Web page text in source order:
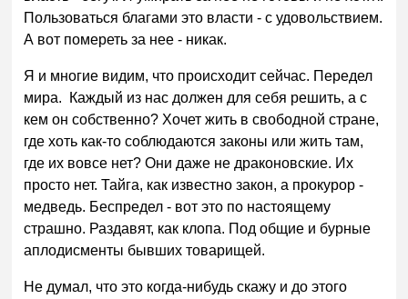
Пользоваться благами это власти - с удовольствием.
А вот помереть за нее - никак.
Я и многие видим, что происходит сейчас. Передел
мира. Каждый из нас должен для себя решить, а с
кем он собственно? Хочет жить в свободной стране,
где хоть как-то соблюдаются законы или жить там,
где их вовсе нет? Они даже не драконовские. Их
просто нет. Тайга, как известно закон, а прокурор -
медведь. Беспредел - вот это по настоящему
страшно. Раздавят, как клопа. Под общие и бурные
аплодисменты бывших товарищей.
Не думал, что это когда-нибудь скажу и до этого